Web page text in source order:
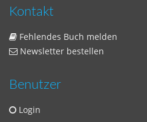
Sitemap
Datenschutzerklärung